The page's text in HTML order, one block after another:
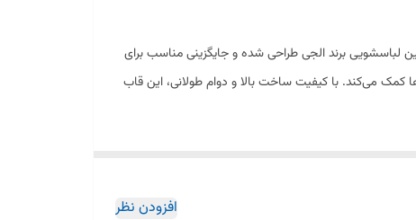
برند الجی طراحی شده و جایگزینی مناسب برای
می‌کند. با کیفیت ساخت بالا و دوام طولانی، این قاب
افزودن نظر